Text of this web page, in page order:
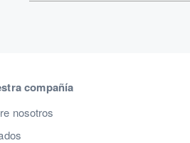
compañía
nosotros